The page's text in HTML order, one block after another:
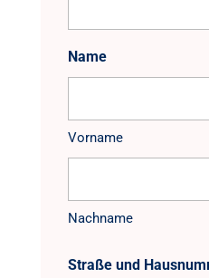
Name
Vorname
Nachname
Straße und